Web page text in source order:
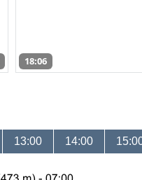
18:06
13:00 14:00